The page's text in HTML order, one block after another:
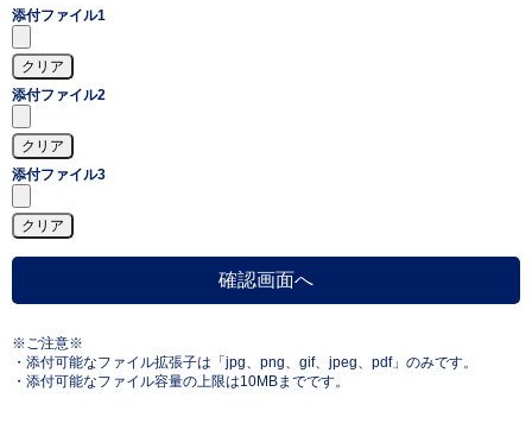
添付ファイル1
添付ファイル2
添付ファイル3
※ご注意※
・添付可能なファイル拡張子は「jpg、png、gif、jpeg、pdf」のみです。
・添付可能なファイル容量の上限は10MBまでです。